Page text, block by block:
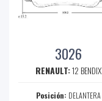
3026
RENAULT:12 BENDIX
Posición: DELANTERA